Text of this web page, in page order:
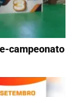
campeonato